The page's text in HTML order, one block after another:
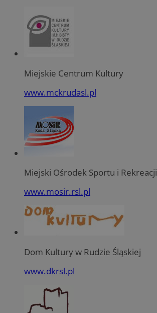
Miejskie Centrum Kultury
www.mckrudasl.pl
Miejski Ośrodek Sportu i Rekreacji
www.mosir.rsl.pl
Dom Kultury w Rudzie Śląskiej
www.dkrsl.pl